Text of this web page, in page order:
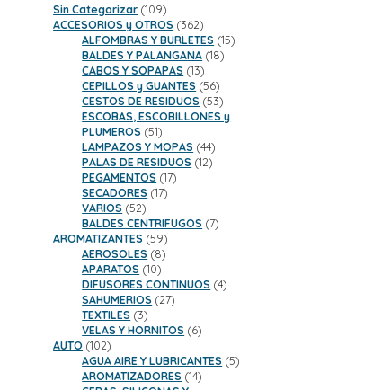
Sin Categorizar 109109
productos
ACCESORIOS y OTROS 362362
productos
ALFOMBRAS Y BURLETES 1515
BALDES Y PALANGANA 1818
CABOS Y SOPAPAS 1313
productos
CEPILLOS y GUANTES 5656
productos
CESTOS DE RESIDUOS 5353
productos
ESCOBAS, ESCOBILLONES y
PLUMEROS 5151
productos
LAMPAZOS Y MOPAS 4444
productos
PALAS DE RESIDUOS 1212
PEGAMENTOS 1717
SECADORES 1717
VARIOS 5252
productos
BALDES CENTRIFUGOS 77
AROMATIZANTES 5959
productos
AEROSOLES 88
APARATOS 1010
productos
DIFUSORES CONTINUOS 44
SAHUMERIOS 2727
TEXTILES 33
productos
VELAS Y HORNITOS 66
AUTO 102102
productos
AGUA AIRE Y LUBRICANTES 55
AROMATIZADORES 1414